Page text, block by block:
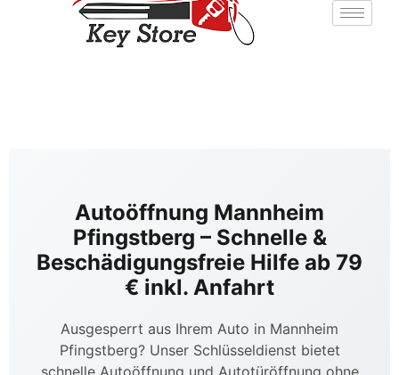
Autoöffnung Mannheim
Pfingstberg – Schnelle &
Beschädigungsfreie Hilfe ab 79
€ inkl. Anfahrt
Ausgesperrt aus Ihrem Auto in Mannheim
Pfingstberg? Unser Schlüsseldienst bietet
schnelle Autoöffnung und Autotüröffnung ohne